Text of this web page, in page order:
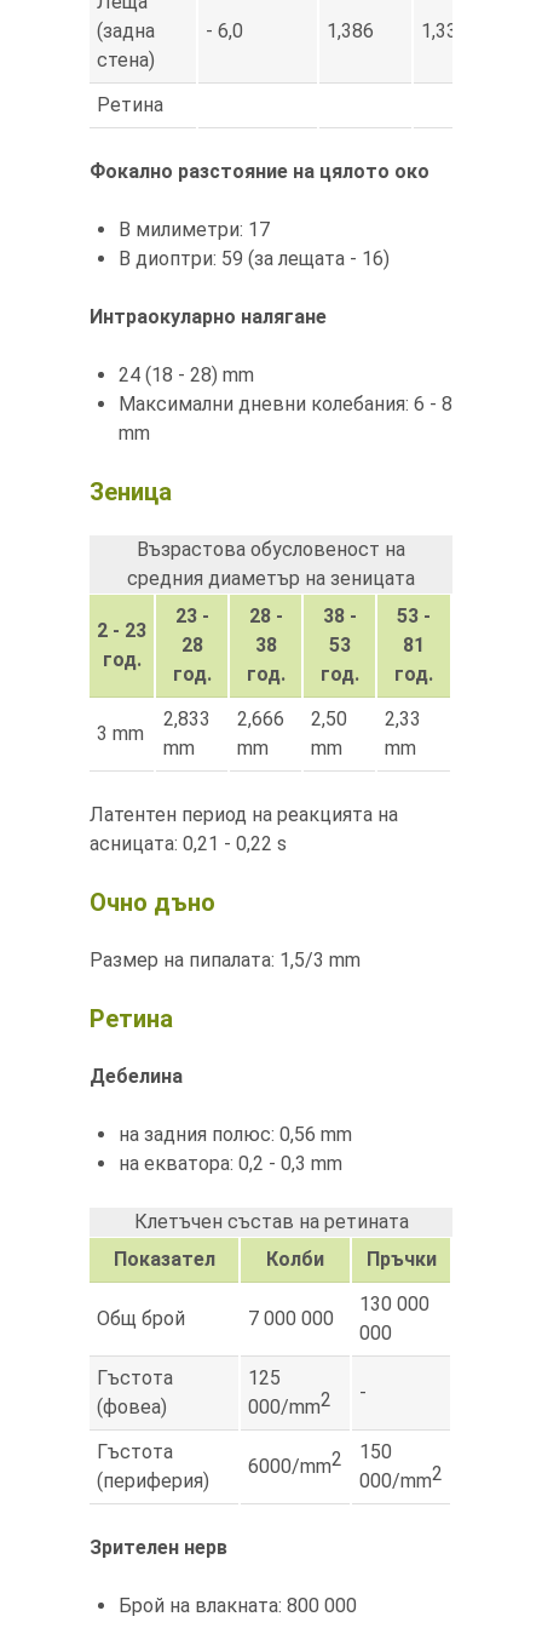
(задна
стена)
- 6,0 1,386 1,336
Ретина
Фокално разстояние на цялото око
В милиметри: 17
В диоптри: 59 (за лещата - 16)
Интраокуларно налягане
24 (18 - 28) mm
Максимални дневни колебания: 6 - 8
mm
Зеница
Възрастова обусловеност на
средния диаметър на зеницата
2 - 23
год.
23 -
28
год.
28 -
38
год.
38 -
53
год.
53 -
81
год.
3 mm
2,833
mm
2,666
mm
2,50
mm
2,33
mm
Латентен период на реакцията на
асницата: 0,21 - 0,22 s
Очно дъно
Размер на пипалата: 1,5/3 mm
Ретина
Дебелина
на задния полюс: 0,56 mm
на екватора: 0,2 - 0,3 mm
Клeтъчен състав на ретината
Показател
Колби Пръчки
Общ брой 7 000 000
130 000
000
Гъстота
(фовеа)
125
000/mm2 -
Гъстота
(периферия)
6000/mm2
150
000/mm2
Зрителен нерв
Брой на влакната: 800 000